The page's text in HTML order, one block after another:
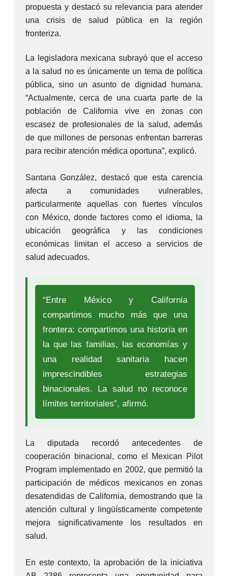
propuesta y destacó su relevancia para atender
una crisis de salud pública en la región
fronteriza.
La legisladora mexicana subrayó que el acceso
a la salud no es únicamente un tema de política
pública, sino un asunto de dignidad humana.
“Actualmente, cerca de una cuarta parte de la
población de California vive en zonas con
escasez de profesionales de la salud, además
de que millones de personas enfrentan barreras
para recibir atención médica oportuna”, explicó.
Santana González, destacó que esta carencia
afecta a comunidades vulnerables,
particularmente aquellas con fuertes vínculos
con México, donde factores como el idioma, la
ubicación geográfica y las condiciones
económicas limitan el acceso a servicios de
salud adecuados.
“Entre México y California
compartimos mucho más que una
frontera: compartimos una historia en
la que las familias, las economías y
una realidad sanitaria hacen
imprescindibles estrategias
binacionales. La salud no reconoce
límites territoriales”, afirmó.
La diputada recordó antecedentes de
cooperación binacional, como el Mexican Pilot
Program implementado en 2002, que permitió la
participación de médicos mexicanos en zonas
desatendidas de California, demostrando que la
atención cultural y lingüísticamente competente
mejora significativamente los resultados en
salud.
En este contexto, la aprobación de la iniciativa